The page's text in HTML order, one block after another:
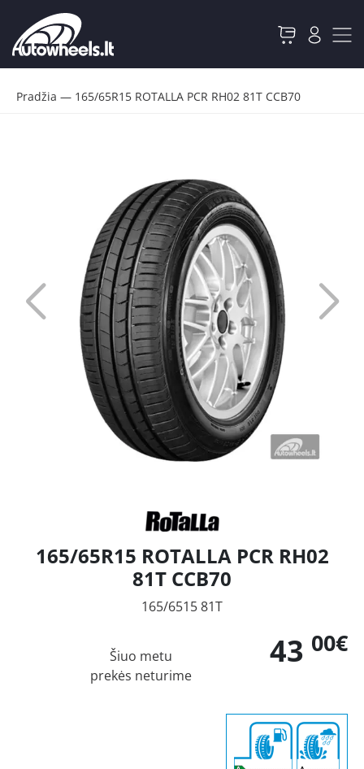
Pradžia — 165/65R15 ROTALLA PCR RH02 81T CCB70
165/65R15 ROTALLA PCR RH02
81T CCB70
165/6515 81T
43 00€
Šiuo metu
prekės neturime